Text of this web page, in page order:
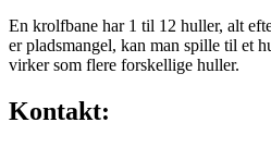
En krolfbane har 1 til 12 huller, alt
er pladsmangel, kan man spille til et
virker som flere forskellige huller.
Kontakt: